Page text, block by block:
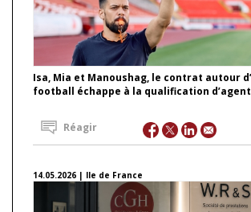
Isa, Mia et Manoushag, le contrat autour
football échappe à la qualification
Réagir
14.05.2026 | Ile de France